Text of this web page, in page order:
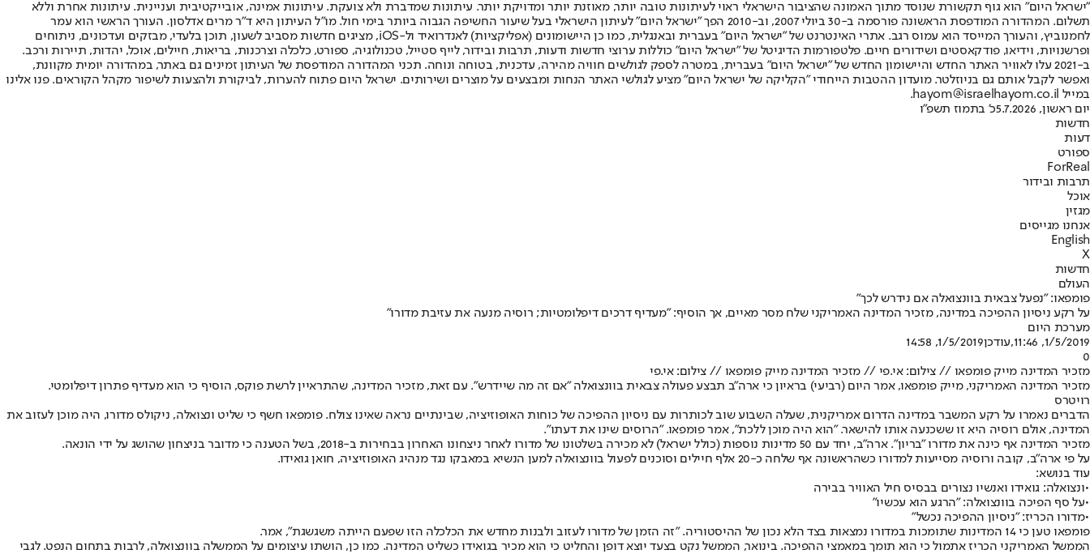
"ישראל היום" הוא גוף תקשורת שנוסד מתוך האמונה שהציבור הישראלי ראוי לעיתונות טובה יותר, מאוזנת יותר ומדויקת יותר. עיתונות שמדברת ולא צועקת. עיתונות אמינה, אובייקטיבית ועניינית. עיתונות אחרת וללא
תשלום. המהדורה המודפסת הראשונה פורסמה ב-30 ביולי 2007, וב-2010 הפך "ישראל היום" לעיתון הישראלי בעל שיעור החשיפה הגבוה ביותר בימי חול. מו"ל העיתון היא ד"ר מרים אדלסון. העורך הראשי הוא עמר
לחמנוביץ, והעורך המייסד הוא עמוס רגב. אתרי האינטרנט של "ישראל היום" בעברית ובאנגלית, כמו כן היישומונים (אפליקציות) לאנדרואיד ול-iOS, מציגים חדשות מסביב לשעון, תוכן בלעדי, מבזקים ועדכונים, ניתוחים
ופרשנויות, וידיאו, פודקאסטים ושידורים חיים. פלטפורמות הדיגיטל של "ישראל היום" כוללות ערוצי חדשות ודעות, תרבות ובידור, לייף סטייל, טכנולוגיה, ספורט, כלכלה וצרכנות, בריאות, חיילים, אוכל, יהדות, תיירות ורכב.
ב-2021 עלו לאוויר האתר החדש והיישומון החדש של "ישראל היום" בעברית, במטרה לספק לגולשים חוויה מהירה, עדכנית, בטוחה ונוחה. תכני המהדורה המודפסת של העיתון זמינים גם באתר, במהדורה יומית מקוונת,
ואפשר לקבל אותם גם בניוזלטר. מועדון ההטבות הייחודי "הקליקה של ישראל היום" מציע לגולשי האתר הנחות ומבצעים על מוצרים ושירותים. ישראל היום פתוח להערות, לביקורת ולהצעות לשיפור מקהל הקוראים. פנו אלינו
במייל hayom@israelhayom.co.il.
יום ראשון, 5.7.2026
כ' בתמוז תשפ"ו
חדשות
דעות
ספורט
ForReal
תרבות ובידור
אוכל
מגזין
אנחנו מגייסים
English
X
חדשות
העולם
פומפאו: "נפעל צבאית בוונצואלה אם נידרש לכך"
על רקע ניסיון ההפיכה במדינה, מזכיר המדינה האמריקני שלח מסר מאיים, אך הוסיף: "מעדיף דרכים דיפלומטיות; רוסיה מנעה את עזיבת מדורו"
מערכת היום
1/5/2019, 11:46
,עודכן1/5/2019, 14:58
0
מזכיר המדינה מייק פומפאו // צילום: אי.פי // מזכיר המדינה מייק פומפאו // צילום: אי.פי
מזכיר המדינה האמריקני, מייק פומפאו, אמר היום (רביעי) בראיון כי ארה"ב תבצע פעולה צבאית בוונצואלה "אם זה מה שיידרש". עם זאת, מזכיר המדינה, שהתראיין לרשת פוקס, הוסיף כי הוא מעדיף פתרון דיפלומטי.
רויטרס
הדברים נאמרו על רקע המשבר במדינה הדרום אמריקנית, שעלה השבוע שוב לכותרות עם ניסיון ההפיכה של כוחות האופוזיציה, שבינתיים נראה שאינו צולח. פומפאו חשף כי שליט ונצואלה, ניקולס מדורו, היה מוכן לעזוב את
המדינה, אולם רוסיה היא זו ששכנעה אותו להישאר. "הוא היה מוכן ללכת", אמר פומפאו. "הרוסים שינו את דעתו".
מזכיר המדינה אף כינה את מדורו "בריון". ארה"ב, יחד עם 50 מדינות נוספות (כולל ישראל) לא מכירה בשלטונו של מדורו לאחר ניצחונו האחרון בבחירות ב-2018, בשל הטענה כי מדובר בניצחון שהושג על ידי הונאה.
על פי ארה"ב, קובה ורוסיה מסייעות למדורו כשהראשונה אף שלחה כ-20 אלף חיילים וסוכנים לפעול בוונצואלה למען הנשיא במאבקו נגד מנהיג האופוזיציה, חואן גואידו.
עוד בנושא:
•ונצואלה: גואידו ואנשיו נצורים בבסיס חיל האוויר בבירה
•על סף הפיכה בוונצואלה: "הרגע הוא עכשיו"
•מדורו הכריז: "ניסיון ההפיכה נכשל"
פומפאו טען כי 14 המדינות שתומכות במדורו נמצאות בצד הלא נכון של ההיסטוריה. "זה הזמן של מדורו לעזוב ולבנות מחדש את הכלכלה הזו שפעם הייתה משגשגת", אמר.
הממשל האמריקני הכריז אתמול כי הוא תומך במאמצי ההפיכה. בינואר, הממשל נקט בצעד יוצא דופן והחליט כי הוא מכיר בגואידו כשליט המדינה. כמו כן, הושתו עיצומים על הממשלה בוונצואלה, לרבות בתחום הנפט. לגבי